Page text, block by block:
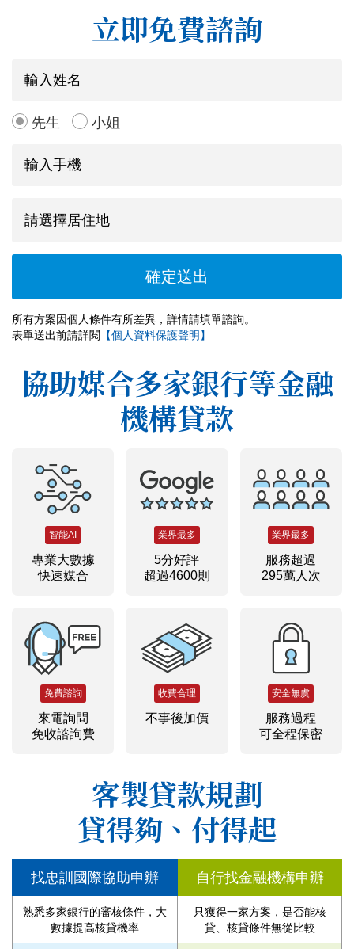
立即免費諮詢
先生 小姐
所有方案因個人條件有所差異，詳情請填單諮詢。
表單送出前請詳閱 【個人資料保護聲明】
協助媒合多家銀行等金融
機構貸款
智能AI
專業大數據
快速媒合
業界最多
5分好評
超過4600則
業界最多
服務超過
295萬人次
免費諮詢
來電詢問
免收諮詢費
收費合理
不事後加價
安全無虞
服務過程
可全程保密
客製貸款規劃
貸得夠、付得起
找忠訓國際協助申辦 自行找金融機構申辦
熟悉多家銀行的審核條件，大
數據提高核貸機率
只獲得一家方案，是否能核
貸、核貸條件無從比較